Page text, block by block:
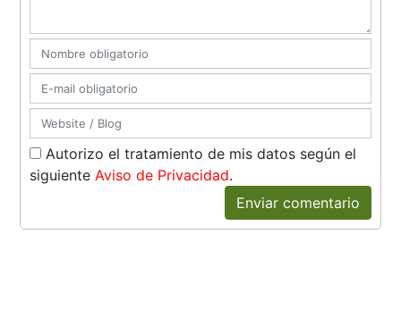
Autorizo el tratamiento de mis datos según el
siguienteAviso de Privacidad.
Enviar comentario